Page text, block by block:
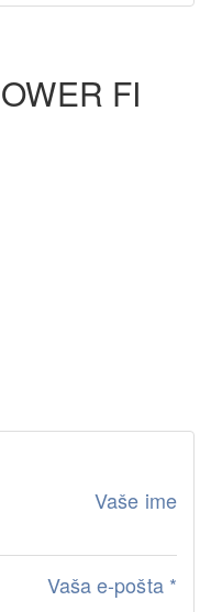
FI
Vaše ime
Vaša e-pošta *